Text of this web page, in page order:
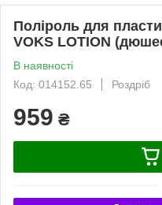
Поліроль для
VOKS LOTION
В наявності
Код: 014152.65
Роздріб
959 ₴